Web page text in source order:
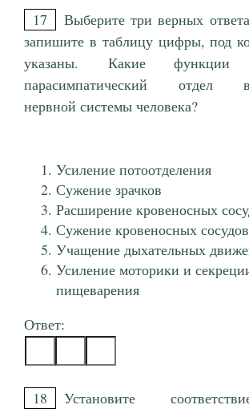
17
Выберите три верных
запишите в таблицу цифры, под
указаны. Какие функции
парасимпатический отдел
нервной системы человека?
Усиление потоотделения
Сужение зрачков
Расширение кровеносных
Сужение кровеносных сосудов
Учащение дыхательных
Усиление моторики и
пищеварения
Ответ:
18
Установите